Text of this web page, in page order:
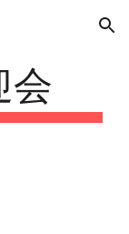
Skip to navigation
会